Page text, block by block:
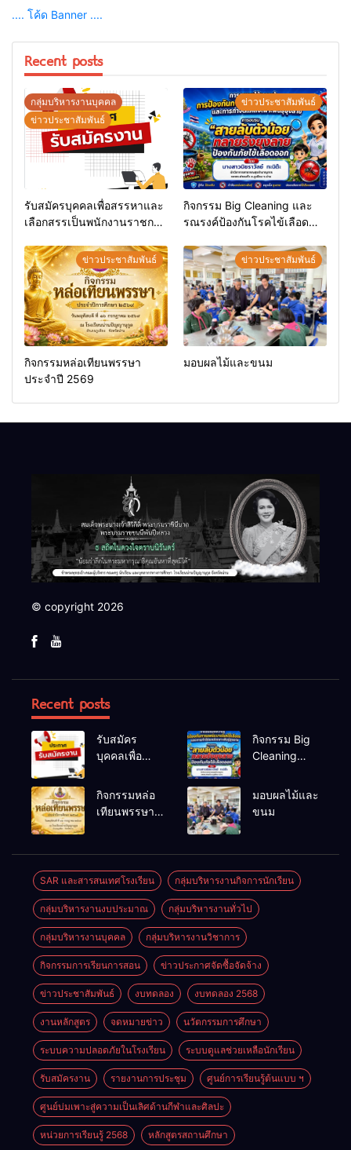
.... โค้ด Banner ....
Recent posts
กลุ่มบริหารงานบุคคล
ข่าวประชาสัมพันธ์
รับสมัครบุคคลเพื่อสรรหาและ
เลือกสรรเป็นพนักงานราชการ
ข่าวประชาสัมพันธ์
กิจกรรม Big Cleaning และ
รณรงค์ป้องกันโรคไข้เลือด
ข่าวประชาสัมพันธ์
กิจกรรมหล่อเทียนพรรษา
ประจำปี 2569
ข่าวประชาสัมพันธ์
มอบผลไม้และขนม
© copyright 2026
Recent posts
รับสมัคร
บุคคลเพื่อ
เลือกสรรเป็น
พนักงาน
กิจกรรม Big
Cleaning
ป้องกันโรคไข้
กิจกรรมหล่อ
เทียนพรรษา
มอบผลไม้และ
ขนม
SAR และสารสนเทศโรงเรียน กลุ่มบริหารงานกิจการนักเรียน
กลุ่มบริหารงานงบประมาณ กลุ่มบริหารงานทั่วไป
กลุ่มบริหารงานบุคคล กลุ่มบริหารงานวิชาการ
กิจกรรมการเรียนการสอน ข่าวประกาศจัดซื้อจัดจ้าง
ข่าวประชาสัมพันธ์ งบทดลอง งบทดลอง 2568
งานหลักสูตร จดหมายข่าว นวัตกรรมการศึกษา
ระบบความปลอดภัยในโรงเรียน ระบบดูแลช่วยเหลือนักเรียน
รับสมัครงาน รายงานการประชุม ศูนย์การเรียนรู้ต้นแบบ ฯ
ศูนย์บ่มเพาะสู่ความเป็นเลิศด้านกีฬาและศิลปะ
หน่วยการเรียนรู้ 2568 หลักสูตรสถานศึกษา